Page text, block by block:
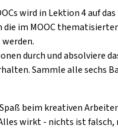
wird in Lektion 4 auf das
die im MOOC
durch und absolviere
Sammle alle sechs
beim kreativen
wirkt - nichts ist falsch,